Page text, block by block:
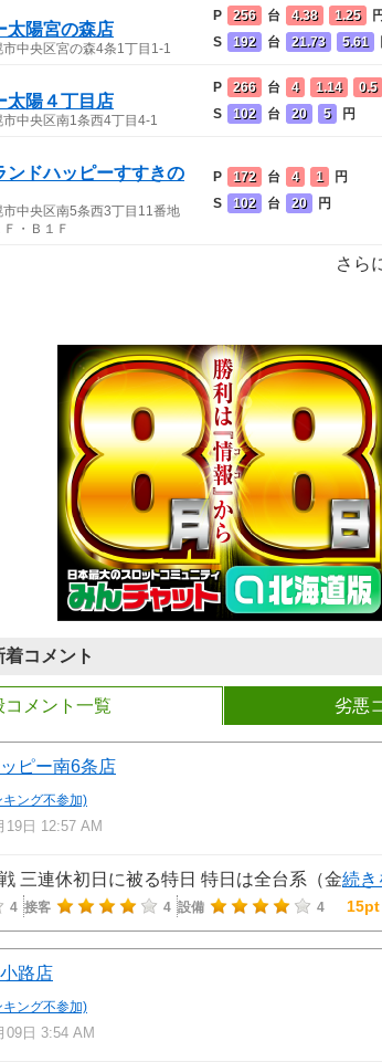
太陽宮の森店
中央区宮の森4条1丁目1-1
P 256
台
S
192 台
4.38 1.25
円
21.73
5.61
太陽４丁目店
中央区南1条西4丁目4-1
P 266
台
S
102 台
4 1.14 0.5
20
5 円
ンドハッピーすすきの
市中央区南5条西3丁目11番地
・Ｂ１Ｆ
P 172
台
S
102 台
4 1
円
20
円
さら
コメント
コメント一覧 劣悪
ピー南6条店
キング不参加)
19日 12:57 AM
三連休初日に被る特日 特日は全台系（金続き
4 接客 4 設備 4 15pt
路店
キング不参加)
09日 3:54 AM